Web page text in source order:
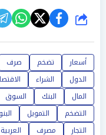
شارك
أسعار تضخم صرف
الدول
الشراء
المال
البنك السوق
التضخم
التمويل
التجار
مصرف العربية